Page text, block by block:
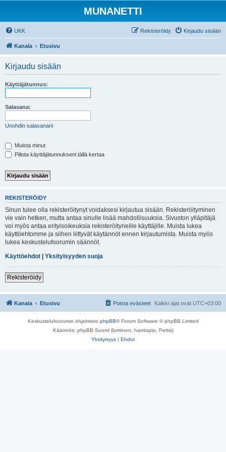
MUNANETTI
UKK Kirjaudu sisään
Rekisteröidy
Kanala Etusivu
Kirjaudu sisään
Käyttäjätunnus:
Salasana:
Unohdin salasanani
Muista minut
Piilota käyttäjätunnukseni tällä kertaa
REKISTERÖIDY
Sinun tulee olla rekisteröitynyt voidaksesi kirjautua sisään. Rekisteröityminen
vie vain hetken, mutta antaa sinulle lisää mahdollisuuksia. Sivuston ylläpitäjä
voi myös antaa erityisoikeuksia rekisteröityneille käyttäjille. Muista lukea
käyttöehtomme ja siihen liittyvät käytännöt ennen kirjautumista. Muista myös
lukea keskustelufoorumin säännöt.
Käyttöehdot | Yksityisyyden suoja
Rekisteröidy
Kanala Etusivu Kaikki ajat ovat UTC+03:00
Poista evästeet
Keskustelufoorumin ohjelmisto phpBB® Forum Software © phpBB Limited
Käännös: phpBB Suomi (lurttinen, harritapio, Pettis)
Yksityisyys | Ehdot